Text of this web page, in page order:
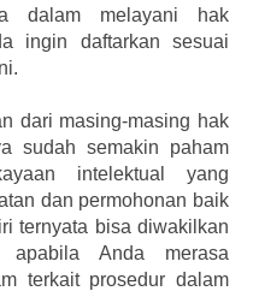
dalam melayani hak
ingin daftarkan sesuai
dari masing-masing hak
sudah semakin paham
intelektual yang
dan permohonan baik
ternyata bisa diwakilkan
Anda merasa
terkait prosedur dalam